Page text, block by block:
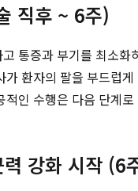
직후 ~ 6주)
통증과 부기를 최소
환자의 팔을 부드
인 수행은 다음 단계
강화 시작 (6